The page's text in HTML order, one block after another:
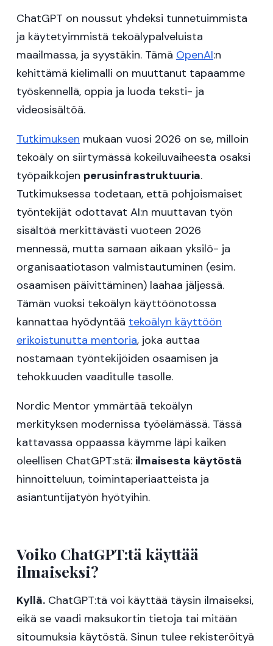
ChatGPT on noussut yhdeksi tunnetuimmista
ja käytetyimmistä tekoälypalveluista
maailmassa, ja syystäkin. Tämä OpenAI:n
kehittämä kielimalli on muuttanut tapaamme
työskennellä, oppia ja luoda teksti- ja
videosisältöä.
Tutkimuksen mukaan vuosi 2026 on se, milloin
tekoäly on siirtymässä kokeiluvaiheesta osaksi
työpaikkojen perusinfrastruktuuria.
Tutkimuksessa todetaan, että pohjoismaiset
työntekijät odottavat AI:n muuttavan työn
sisältöä merkittävästi vuoteen 2026
mennessä, mutta samaan aikaan yksilö- ja
organisaatiotason valmistautuminen (esim.
osaamisen päivittäminen) laahaa jäljessä.
Tämän vuoksi tekoälyn käyttöönotossa
kannattaa hyödyntää tekoälyn käyttöön
erikoistunutta mentoria, joka auttaa
nostamaan työntekijöiden osaamisen ja
tehokkuuden vaaditulle tasolle.
Nordic Mentor ymmärtää tekoälyn
merkityksen modernissa työelämässä. Tässä
kattavassa oppaassa käymme läpi kaiken
oleellisen ChatGPT:stä: ilmaisesta käytöstä
hinnoitteluun, toimintaperiaatteista ja
asiantuntijatyön hyötyihin.
Voiko ChatGPT:tä käyttää
ilmaiseksi?
Kyllä. ChatGPT:tä voi käyttää täysin ilmaiseksi,
eikä se vaadi maksukortin tietoja tai mitään
sitoumuksia käytöstä. Sinun tulee rekisteröityä